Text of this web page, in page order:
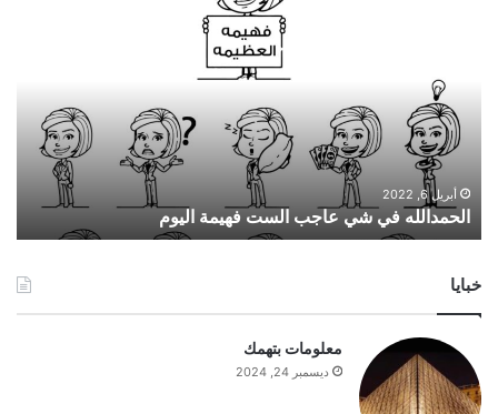
ي
ي
ع
ب
ا
أبريل 6, 2022
الحمدالله في شي عاجب الست فهيمة اليوم
خبايا
معلومات بتهمك
ديسمبر 24, 2024